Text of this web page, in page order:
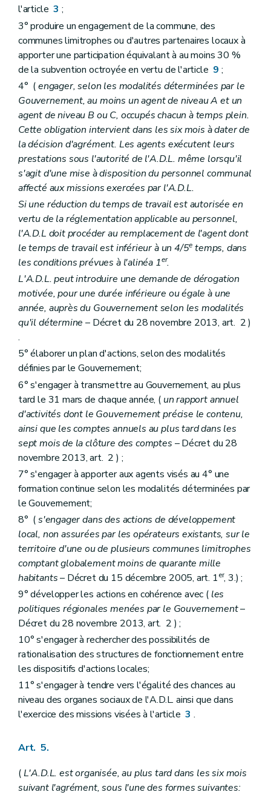
l'article3 ;
3° produire un engagement de la commune, des
communes limitrophes ou d'autres partenaires locaux à
apporter une participation équivalant à au moins 30 %
de la subvention octroyée en vertu de l'article 9 ;
4° (engager, selon les modalités déterminées par le
Gouvernement, au moins un agent de niveau A et un
agent de niveau B ou C, occupés chacun à temps plein.
Cette obligation intervient dans les six mois à dater de
la décision d'agrément. Les agents exécutent leurs
prestations sous l'autorité de l'A.D.L. même lorsqu'il
s'agit d'une mise à disposition du personnel communal
affecté aux missions exercées par l'A.D.L.
Si une réduction du temps de travail est autorisée en
vertu de la réglementation applicable au personnel,
l'A.D.L doit procéder au remplacement de l'agent dont
le temps de travail est inférieur à un 4/5e temps, dans
les conditions prévues à l'alinéa 1er.
L'A.D.L. peut introduire une demande de dérogation
motivée, pour une durée inférieure ou égale à une
année, auprès du Gouvernement selon les modalités
qu'il détermine – Décret du 28 novembre 2013, art. 2 )
.
5° élaborer un plan d'actions, selon des modalités
définies par le Gouvernement;
6° s'engager à transmettre au Gouvernement, au plus
tard le 31 mars de chaque année, ( un rapport annuel
d'activités dont le Gouvernement précise le contenu,
ainsi que les comptes annuels au plus tard dans les
sept mois de la clôture des comptes – Décret du 28
novembre 2013, art. 2 ) ;
7° s'engager à apporter aux agents visés au 4° une
formation continue selon les modalités déterminées par
le Gouvernement;
8° (s'engager dans des actions de développement
local, non assurées par les opérateurs existants, sur le
territoire d'une ou de plusieurs communes limitrophes
comptant globalement moins de quarante mille
habitants– Décret du 15 décembre 2005, art. 1er, 3.) ;
9° développer les actions en cohérence avec ( les
politiques régionales menées par le Gouvernement–
Décret du 28 novembre 2013, art. 2 ) ;
10° s'engager à rechercher des possibilités de
rationalisation des structures de fonctionnement entre
les dispositifs d'actions locales;
11° s'engager à tendre vers l'égalité des chances au
niveau des organes sociaux de l'A.D.L. ainsi que dans
l'exercice des missions visées à l'article3 .
Art. 5.
(L'A.D.L. est organisée, au plus tard dans les six mois
suivant l'agrément, sous l'une des formes suivantes: